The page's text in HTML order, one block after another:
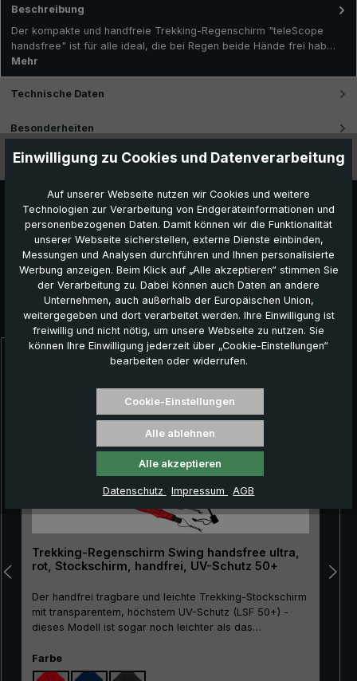
Beschreibung
Der kompakte und handfreie Trekking-Regenschirm "teleScope
handsfree" ist für alle ideal, die bei Regen beide Hände frei hab…
Mehr
Technische Daten
Besonderheiten
Videos
Produktgalerie überspringen
Das könnte Ihnen auch gefallen:
Trekking-Regenschirm Swing handsfree ultra,
rot, Stockschirm, handfrei, UV-Schutz 50+
Der handfrei tragbare und leichte Trekking-Stockschirm
mit transparentem, höchstem UV-Schutz (LSF 50+) -
dieses Modell ist sogar noch leichter als das
Stockschirm "Swing handsfree ultra" ist eine innovative
Lösung für alle, die gerne in der Natur unterwegs sind,
Farbeauswählen
Einwilligung zu Cookies und Datenverarbeitung
Auf unserer Webseite nutzen wir Cookies und weitere
Technologien zur Verarbeitung von Endgeräteinformationen und
personenbezogenen Daten. Damit können wir die Funktionalität
unserer Webseite sicherstellen, externe Dienste einbinden,
Messungen und Analysen durchführen und Ihnen personalisierte
Werbung anzeigen. Beim Klick auf „Alle akzeptieren“ stimmen Sie
der Verarbeitung zu. Dabei können auch Daten an andere
Unternehmen, auch außerhalb der Europäischen Union,
weitergegeben und dort verarbeitet werden. Ihre Einwilligung ist
freiwillig und nicht nötig, um unsere Webseite zu nutzen. Sie
können Ihre Einwilligung jederzeit über „Cookie-Einstellungen“
bearbeiten oder widerrufen.
Cookie-Einstellungen
Alle ablehnen
Alle akzeptieren
Datenschutz Impressum AGB